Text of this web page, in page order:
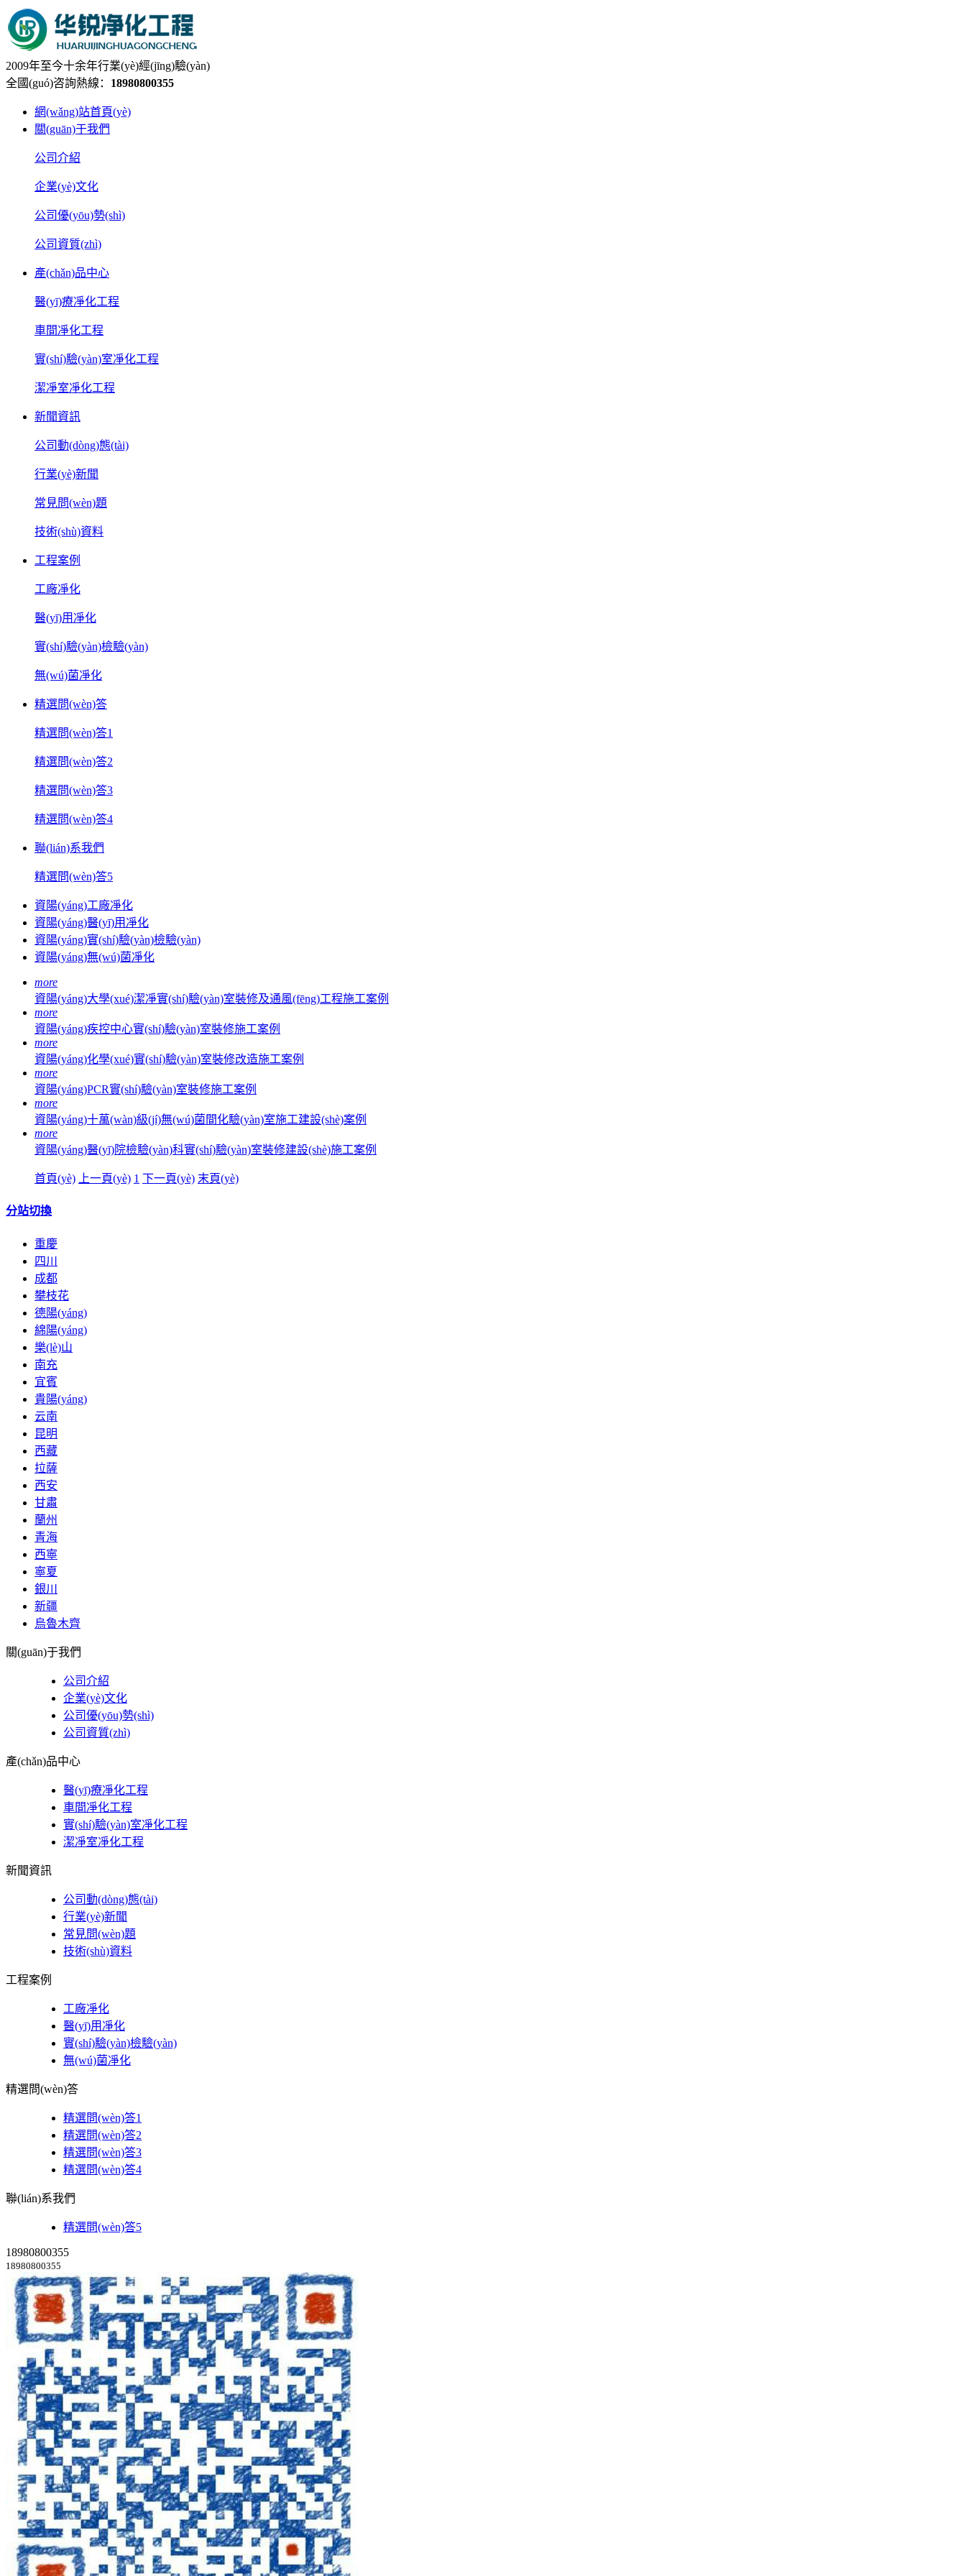
2009年至今十余年行業(yè)經(jīng)驗(yàn)
全國(guó)咨詢熱線： 18980800355
網(wǎng)站首頁(yè)
關(guān)于我們
公司介紹
企業(yè)文化
公司優(yōu)勢(shì)
公司資質(zhì)
產(chǎn)品中心
醫(yī)療凈化工程
車間凈化工程
實(shí)驗(yàn)室凈化工程
潔凈室凈化工程
新聞資訊
公司動(dòng)態(tài)
行業(yè)新聞
常見問(wèn)題
技術(shù)資料
工程案例
工廠凈化
醫(yī)用凈化
實(shí)驗(yàn)檢驗(yàn)
無(wú)菌凈化
精選問(wèn)答
精選問(wèn)答1
精選問(wèn)答2
精選問(wèn)答3
精選問(wèn)答4
聯(lián)系我們
精選問(wèn)答5
資陽(yáng)工廠凈化
資陽(yáng)醫(yī)用凈化
資陽(yáng)實(shí)驗(yàn)檢驗(yàn)
資陽(yáng)無(wú)菌凈化
more
資陽(yáng)大學(xué)潔凈實(shí)驗(yàn)室裝修及通風(fēng)工程施工案例
more
資陽(yáng)疾控中心實(shí)驗(yàn)室裝修施工案例
more
資陽(yáng)化學(xué)實(shí)驗(yàn)室裝修改造施工案例
more
資陽(yáng)PCR實(shí)驗(yàn)室裝修施工案例
more
資陽(yáng)十萬(wàn)級(jí)無(wú)菌間化驗(yàn)室施工建設(shè)案例
more
資陽(yáng)醫(yī)院檢驗(yàn)科實(shí)驗(yàn)室裝修建設(shè)施工案例
首頁(yè) 上一頁(yè) 1 下一頁(yè) 末頁(yè)
分站切換
重慶
四川
成都
攀枝花
德陽(yáng)
綿陽(yáng)
樂(lè)山
南充
宜賓
貴陽(yáng)
云南
昆明
西藏
拉薩
西安
甘肅
蘭州
青海
西寧
寧夏
銀川
新疆
烏魯木齊
關(guān)于我們
公司介紹
企業(yè)文化
公司優(yōu)勢(shì)
公司資質(zhì)
產(chǎn)品中心
醫(yī)療凈化工程
車間凈化工程
實(shí)驗(yàn)室凈化工程
潔凈室凈化工程
新聞資訊
公司動(dòng)態(tài)
行業(yè)新聞
常見問(wèn)題
技術(shù)資料
工程案例
工廠凈化
醫(yī)用凈化
實(shí)驗(yàn)檢驗(yàn)
無(wú)菌凈化
精選問(wèn)答
精選問(wèn)答1
精選問(wèn)答2
精選問(wèn)答3
精選問(wèn)答4
聯(lián)系我們
精選問(wèn)答5
18980800355
18980800355